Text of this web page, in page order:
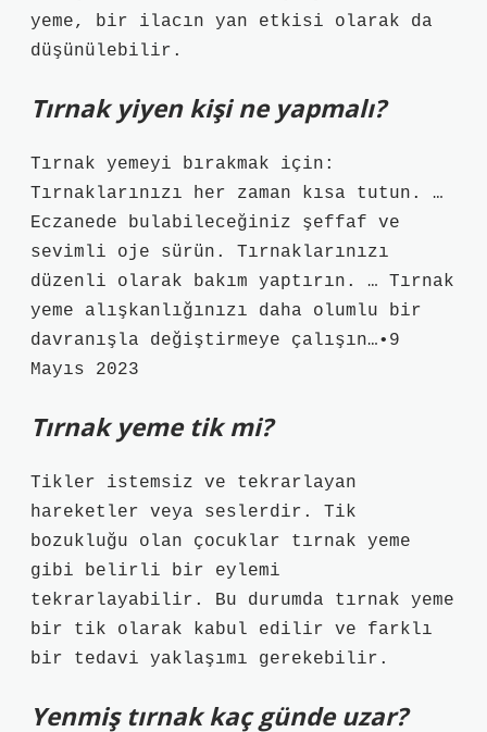
yeme, bir ilacın yan etkisi olarak da
düşünülebilir.
Tırnak yiyen kişi ne yapmalı?
Tırnak yemeyi bırakmak için:
Tırnaklarınızı her zaman kısa tutun. …
Eczanede bulabileceğiniz şeffaf ve
sevimli oje sürün. Tırnaklarınızı
düzenli olarak bakım yaptırın. … Tırnak
yeme alışkanlığınızı daha olumlu bir
davranışla değiştirmeye çalışın…•9
Mayıs 2023
Tırnak yeme tik mi?
Tikler istemsiz ve tekrarlayan
hareketler veya seslerdir. Tik
bozukluğu olan çocuklar tırnak yeme
gibi belirli bir eylemi
tekrarlayabilir. Bu durumda tırnak yeme
bir tik olarak kabul edilir ve farklı
bir tedavi yaklaşımı gerekebilir.
Yenmiş tırnak kaç günde uzar?